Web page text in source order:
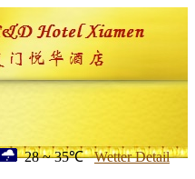
28 ~ 35℃ Wetter Detail